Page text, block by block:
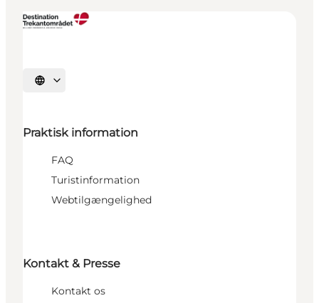
Vælg sprog
Praktisk information
FAQ
Turistinformation
Webtilgængelighed
Kontakt & Presse
Kontakt os